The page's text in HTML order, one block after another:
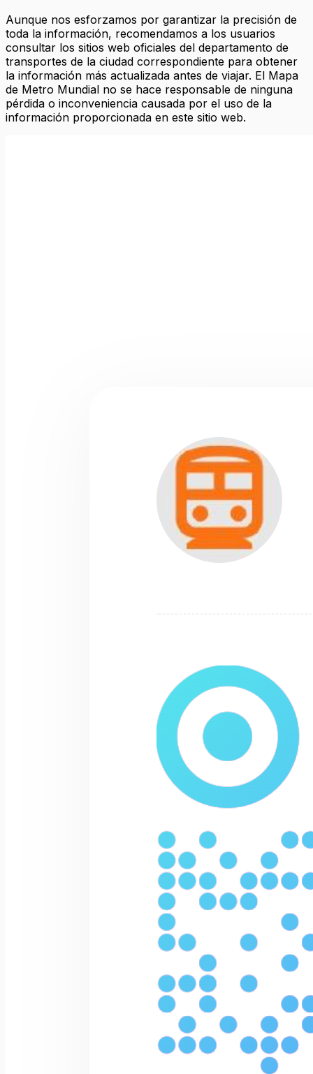
Aunque nos esforzamos por garantizar la precisión de
toda la información, recomendamos a los usuarios
consultar los sitios web oficiales del departamento de
transportes de la ciudad correspondiente para obtener
la información más actualizada antes de viajar. El Mapa
de Metro Mundial no se hace responsable de ninguna
pérdida o inconveniencia causada por el uso de la
información proporcionada en este sitio web.